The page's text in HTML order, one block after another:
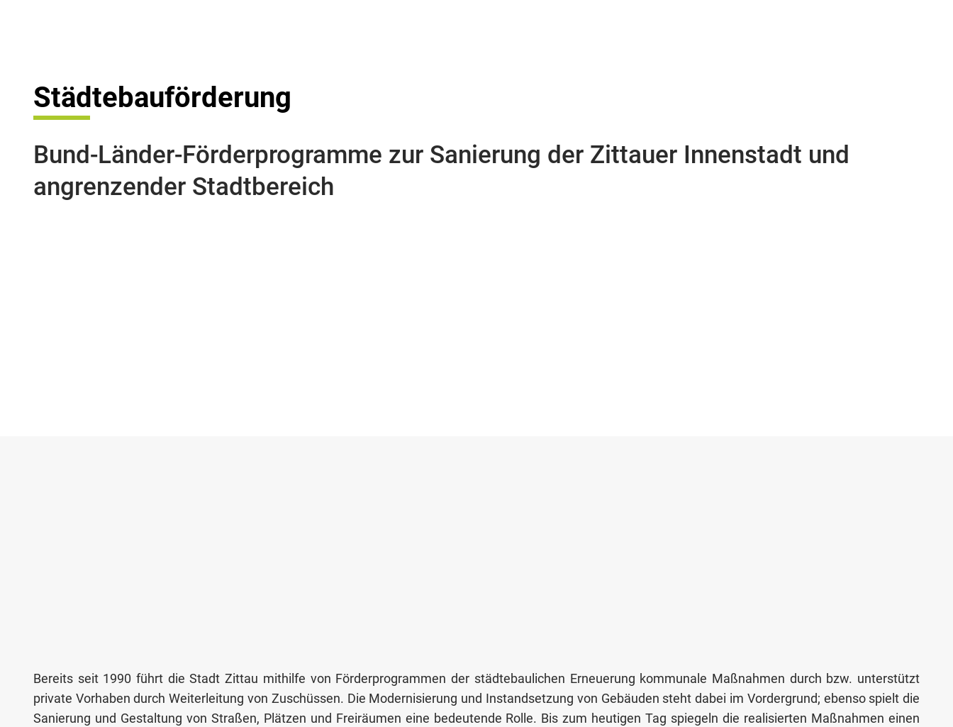
Städtebauförderung
Bund-Länder-Förderprogramme zur Sanierung der Zittauer Innenstadt und
angrenzender Stadtbereich
Bereits seit 1990 führt die Stadt Zittau mithilfe von Förderprogrammen der städtebaulichen Erneuerung kommunale Maßnahmen durch bzw. unterstützt
private Vorhaben durch Weiterleitung von Zuschüssen. Die Modernisierung und Instandsetzung von Gebäuden steht dabei im Vordergrund; ebenso spielt die
Sanierung und Gestaltung von Straßen, Plätzen und Freiräumen eine bedeutende Rolle. Bis zum heutigen Tag spiegeln die realisierten Maßnahmen einen